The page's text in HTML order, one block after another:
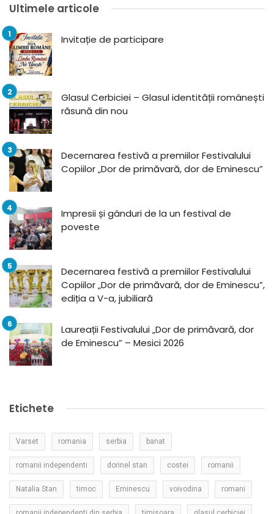
Ultimele articole
Invitație de participare
Glasul Cerbiciei – Glasul identității românești
răsună din nou
Decernarea festivă a premiilor Festivalului
Copiilor „Dor de primăvară, dor de Eminescu”
Impresii și gânduri de la un festival de
poveste
Decernarea festivă a premiilor Festivalului
Copiilor „Dor de primăvară, dor de Eminescu”,
ediția a V-a, jubiliară
Laureații Festivalului „Dor de primăvară, dor
de Eminescu” – Mesici 2026
Etichete
Varset romania serbia banat
romanii independenti dorinel stan costei romanii
Natalia Stan timoc Eminescu voivodina romani